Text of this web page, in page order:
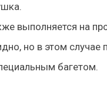
выполняется на
но в этом случае
багетом.